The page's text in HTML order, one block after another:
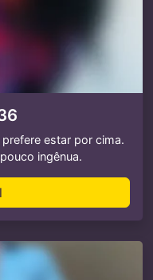
estar por cima.
ingênua.